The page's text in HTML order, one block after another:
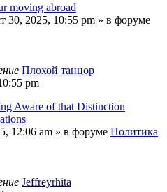
moving abroad
30, 2025, 10:55 pm » в форуме
Плохой танцор
pm
Aware of that Distinction
12:06 am » в форуме Политика
Jeffreyrhita